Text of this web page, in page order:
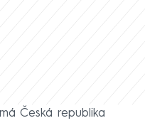
Česká republika